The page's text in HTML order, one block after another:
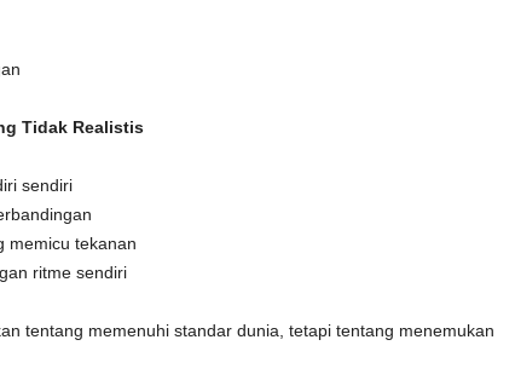
Tidak Realistis
sendiri
memicu tekanan
ritme sendiri
tentang memenuhi standar dunia, tetapi tentang menemukan